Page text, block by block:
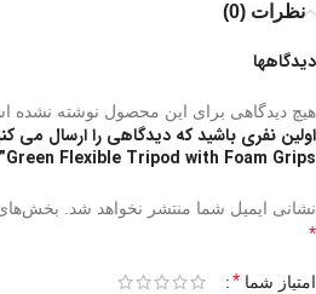
نظرات (0)
دیدگاهها
هیچ دیدگاهی برای این محصول نوشته نشده
اولین نفری باشید که دیدگاهی را ارسال می
Green Flexible Tripod with Foam Grips”
نشانی ایمیل شما منتشر نخواهد شد. بخش‌های
*
امتیاز شما *